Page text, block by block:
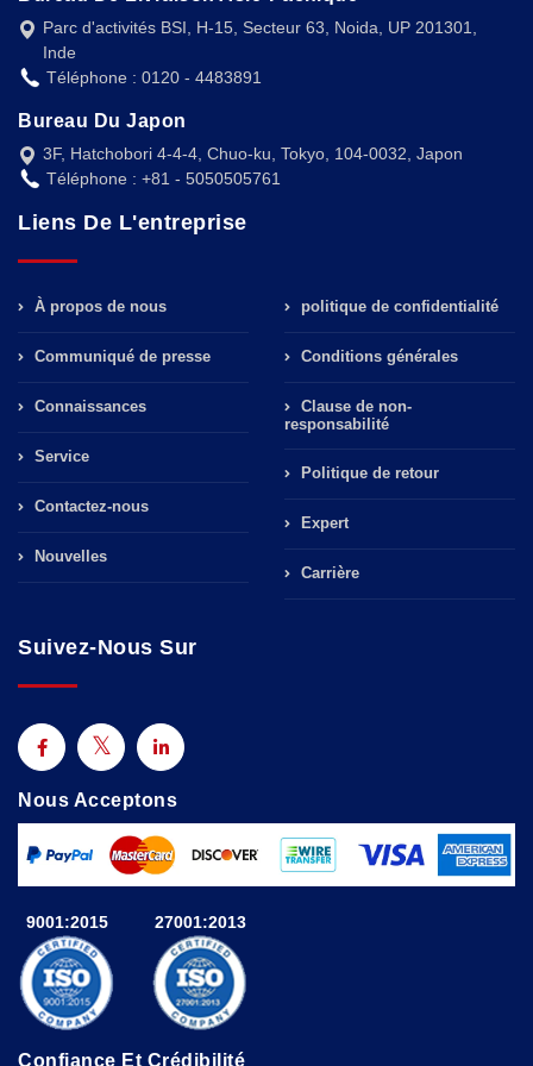
Parc d'activités BSI, H-15, Secteur 63, Noida, UP 201301,
Inde
Téléphone : 0120 - 4483891
Bureau Du Japon
3F, Hatchobori 4-4-4, Chuo-ku, Tokyo, 104-0032, Japon
Téléphone : +81 - 5050505761
Liens De L'entreprise
À propos de nous
Communiqué de presse
Connaissances
Service
Contactez-nous
Nouvelles
politique de confidentialité
Conditions générales
Clause de non-
responsabilité
Politique de retour
Expert
Carrière
Suivez-Nous Sur
Nous Acceptons
9001:2015 27001:2013
Confiance Et Crédibilité